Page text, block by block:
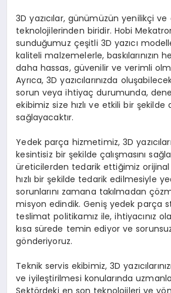
3D yazıcılar, günümüzün yenilikçi
teknolojilerinden biridir. Hobi
sunduğumuz çeşitli 3D yazıcı
kaliteli malzemelerle, baskılarınızın
daha hassas, güvenilir ve verimli
Ayrıca, 3D yazıcılarınızda
sorun veya ihtiyaç durumunda,
ekibimiz size hızlı ve etkili bir şekilde
sağlayacaktır.
Yedek parça hizmetimiz, 3D
kesintisiz bir şekilde çalışmasını
üreticilerden tedarik ettiğimiz orijinal
hızlı bir şekilde tedarik edilmesiyle
sorunlarını zamana takılmadan
misyon edindik. Geniş yedek parça
teslimat politikamız ile, ihtiyacınız
kısa sürede temin ediyor ve
gönderiyoruz.
Teknik servis ekibimiz, 3D
ve iyileştirilmesi konularında
Sektördeki en son teknolojileri ve